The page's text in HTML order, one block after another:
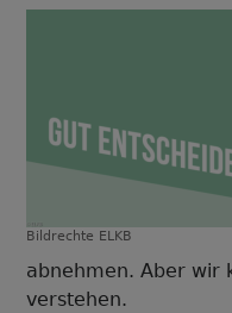
Bildrechte ELKB
abnehmen. Aber wir
verstehen.